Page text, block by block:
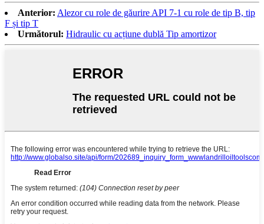
Anterior: Alezor cu role de găurire API 7-1 cu role de tip B, tip
F și tip T
Următorul: Hidraulic cu acțiune dublă Tip amortizor